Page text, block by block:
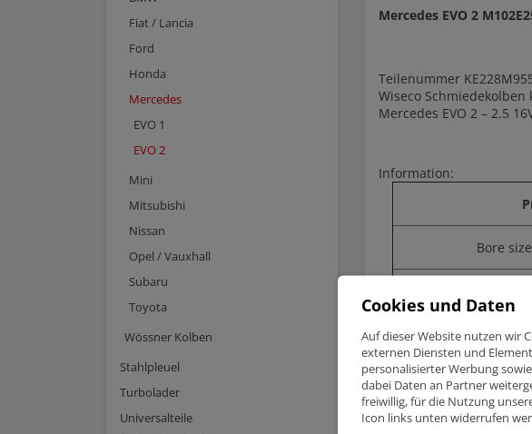
Fiat / Lancia
Ford
Honda
Mercedes
EVO 1
EVO 2
Mini
Mitsubishi
Nissan
Opel / Vauxhall
Subaru
Toyota
Wössner Kolben
Stahlpleuel
Turbolader
Universalteile
Mercedes EVO 2
Teilenummer
Wiseco Schmiedekolben
Mercedes EVO 2 – 2.5
Information:
Bore size
Wiseco
OEM
Dome volume
Cookies und Daten
Auf dieser Website nutzen wir
externen Diensten und
personalisierter Werbung
dabei Daten an Partner
freiwillig, für die Nutzung
Icon links unten widerrufen